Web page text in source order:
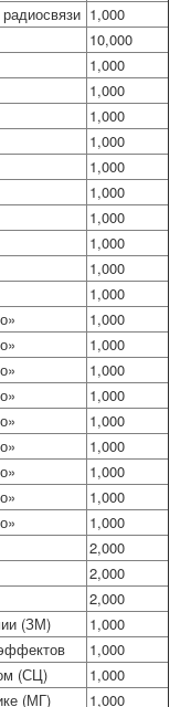
1,000
10,000
1,000
1,000
1,000
1,000
1,000
1,000
1,000
1,000
1,000
1,000
1,000
1,000
1,000
1,000
1,000
1,000
1,000
1,000
1,000
2,000
2,000
2,000
(ЗМ)
1,000
1,000
(СЦ)
1,000
(МГ) 1,000